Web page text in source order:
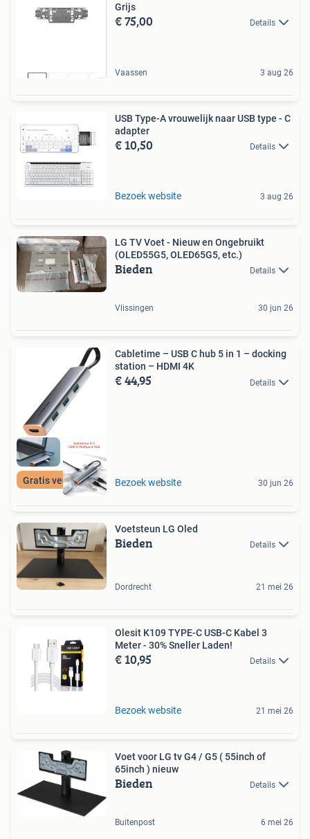
Grijs
€ 75,00 Details
Vaassen 3 aug 26
USB Type-A vrouwelijk naar USB type - C
adapter
€ 10,50 Details
Bezoek website 3 aug 26
LG TV Voet - Nieuw en Ongebruikt
(OLED55G5, OLED65G5, etc.)
Bieden Details
Vlissingen 30 jun 26
Gratis verzending
Cabletime – USB C hub 5 in 1 – docking
station – HDMI 4K
€ 44,95 Details
Bezoek website 30 jun 26
Voetsteun LG Oled
Bieden Details
Dordrecht 21 mei 26
Olesit K109 TYPE-C USB-C Kabel 3
Meter - 30% Sneller Laden!
€ 10,95 Details
Bezoek website 21 mei 26
Voet voor LG tv G4 / G5 ( 55inch of
65inch ) nieuw
Bieden Details
Buitenpost 6 mei 26